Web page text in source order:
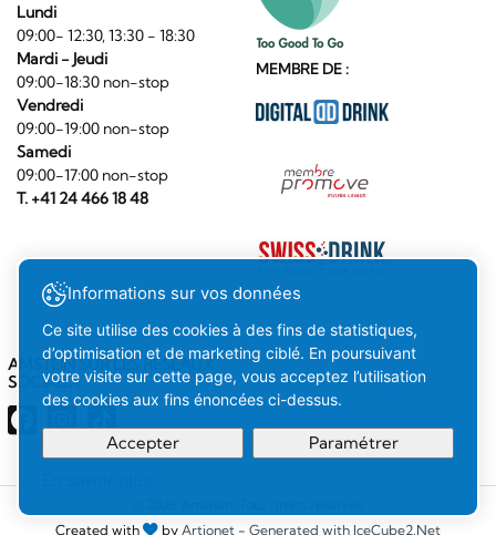
Lundi
09:00- 12:30, 13:30 - 18:30
Mardi - Jeudi
09:00-18:30 non-stop
Vendredi
09:00-19:00 non-stop
Samedi
09:00-17:00 non-stop
T. +41 24 466 18 48
MEMBRE DE :
AMSTEIN SUR LES RÉSEAUX
SOCIAUX
Created with
by Artionet - Generated with IceCube2.Net
Informations sur vos données
Ce site utilise des cookies à des fins de statistiques,
d’optimisation et de marketing ciblé. En poursuivant
votre visite sur cette page, vous acceptez l’utilisation
des cookies aux fins énoncées ci-dessus.
Accepter Paramétrer